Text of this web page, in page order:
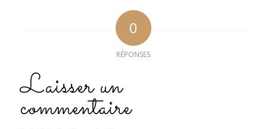
0
RÉPONSES
Laisser un
commentaire